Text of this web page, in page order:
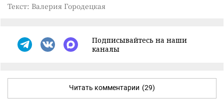
Текст: Валерия Городецкая
Подписывайтесь на наши
каналы
Читать комментарии (29)